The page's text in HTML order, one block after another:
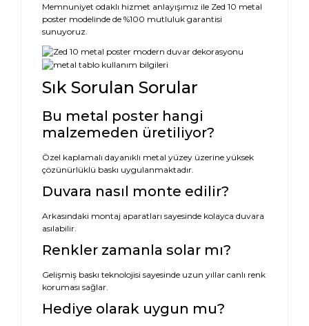
Memnuniyet odaklı hizmet anlayışımız ile Zed 10 metal
poster modelinde de %100 mutluluk garantisi
sunuyoruz.
Sık Sorulan Sorular
Bu metal poster hangi
malzemeden üretiliyor?
Özel kaplamalı dayanıklı metal yüzey üzerine yüksek
çözünürlüklü baskı uygulanmaktadır.
Duvara nasıl monte edilir?
Arkasındaki montaj aparatları sayesinde kolayca duvara
asılabilir.
Renkler zamanla solar mı?
Gelişmiş baskı teknolojisi sayesinde uzun yıllar canlı renk
koruması sağlar.
Hediye olarak uygun mu?